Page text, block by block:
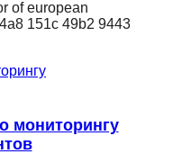
мониторингу